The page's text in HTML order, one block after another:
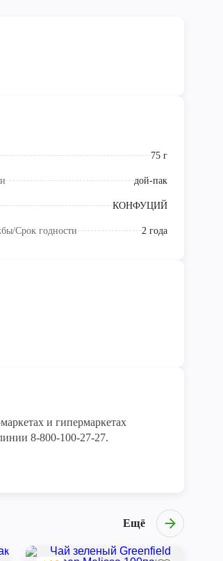
75 г
дой-пак
КОНФУЦИЙ
Срок годности 2 года
и гипермаркетах
8-800-100-27-27.
Ещё